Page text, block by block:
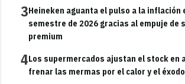
3Heineken aguanta el pulso a la inflación
semestre de 2026 gracias al empuje de
premium
4Los supermercados ajustan el stock en
frenar las mermas por el calor y el